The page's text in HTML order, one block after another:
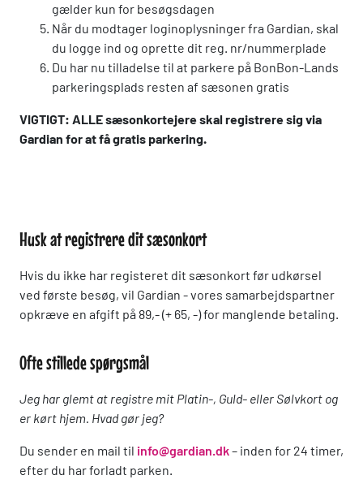
gælder kun for besøgsdagen
Når du modtager loginoplysninger fra Gardian, skal
du logge ind og oprette dit reg. nr/nummerplade
Du har nu tilladelse til at parkere på BonBon-Lands
parkeringsplads resten af sæsonen gratis
VIGTIGT: ALLE sæsonkortejere skal registrere sig via
Gardian for at få gratis parkering.
Husk at registrere dit sæsonkort
Hvis du ikke har registeret dit sæsonkort før udkørsel
ved første besøg, vil Gardian - vores samarbejdspartner
opkræve en afgift på 89,- (+ 65, -) for manglende betaling.
Ofte stillede spørgsmål
Jeg har glemt at registre mit Platin-, Guld- eller Sølvkort og
er kørt hjem. Hvad gør jeg?
Du sender en mail til info@gardian.dk– inden for 24 timer,
efter du har forladt parken.